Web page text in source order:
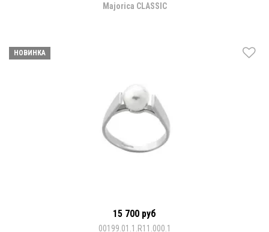
Majorica CLASSIC
НОВИНКА
15 700 руб
00199.01.1.R11.000.1